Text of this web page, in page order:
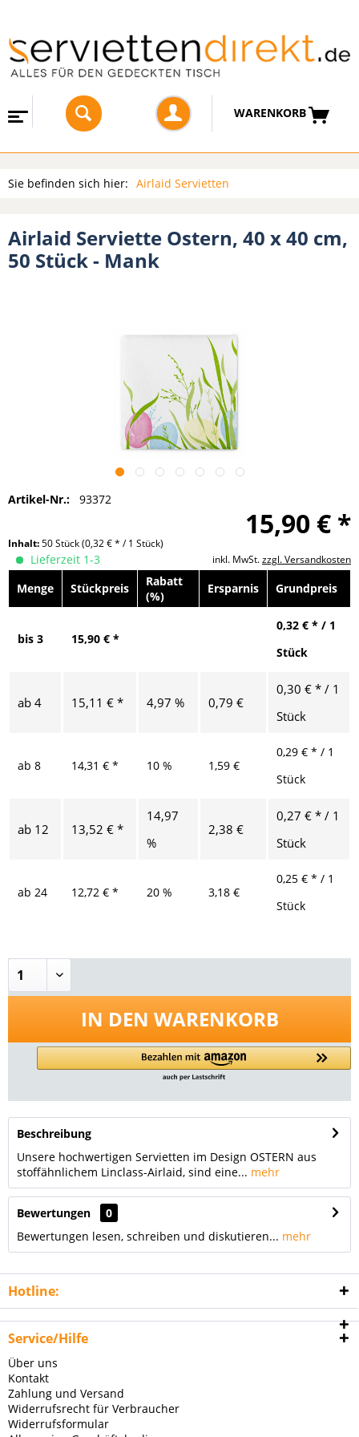
WARENKORB
Sie befinden sich hier: Airlaid Servietten
Airlaid Serviette Ostern, 40 x 40 cm,
50 Stück - Mank
Artikel-Nr.: 93372
15,90 € *
Inhalt:50 Stück(0,32 € * / 1 Stück)
inkl. MwSt.zzgl. Versandkosten
Lieferzeit 1-3
Menge
Stückpreis
Rabatt
(%)
Ersparnis Grundpreis
bis 3 15,90 € *
0,32 € * / 1
Stück
ab 4 15,11 € * 4,97 % 0,79 €
0,30 € * / 1
Stück
ab 8 14,31 € * 10 % 1,59 €
0,29 € * / 1
Stück
ab 12 13,52 € *
14,97
%
2,38 €
0,27 € * / 1
Stück
ab 24 12,72 € * 20 % 3,18 €
0,25 € * / 1
Stück
IN DEN WARENKORB
Beschreibung
Unsere hochwertigen Servietten im Design OSTERN aus
stoffähnlichem Linclass-Airlaid, sind eine... mehr
Bewertungen
0
Bewertungen lesen, schreiben und diskutieren... mehr
Hotline:
Service/Hilfe
Über uns
Kontakt
Zahlung und Versand
Widerrufsrecht für Verbraucher
Widerrufsformular